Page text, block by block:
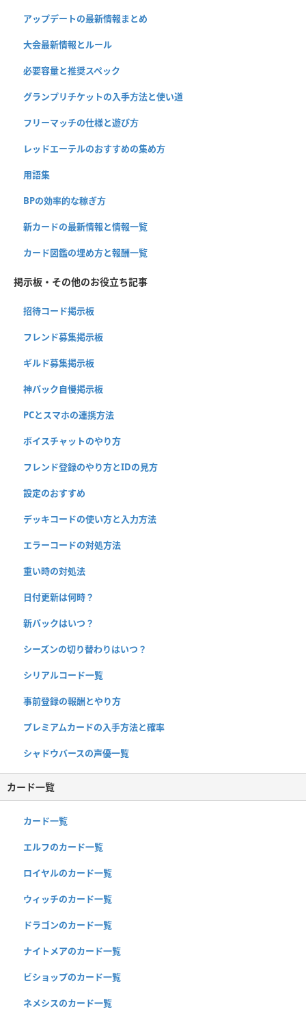
アップデートの最新情報まとめ
大会最新情報とルール
必要容量と推奨スペック
グランプリチケットの入手方法と使い道
フリーマッチの仕様と遊び方
レッドエーテルのおすすめの集め方
用語集
BPの効率的な稼ぎ方
新カードの最新情報と情報一覧
カード図鑑の埋め方と報酬一覧
掲示板・その他のお役立ち記事
招待コード掲示板
フレンド募集掲示板
ギルド募集掲示板
神パック自慢掲示板
PCとスマホの連携方法
ボイスチャットのやり方
フレンド登録のやり方とIDの見方
設定のおすすめ
デッキコードの使い方と入力方法
エラーコードの対処方法
重い時の対処法
日付更新は何時？
新パックはいつ？
シーズンの切り替わりはいつ？
シリアルコード一覧
事前登録の報酬とやり方
プレミアムカードの入手方法と確率
シャドウバースの声優一覧
カード一覧
カード一覧
エルフのカード一覧
ロイヤルのカード一覧
ウィッチのカード一覧
ドラゴンのカード一覧
ナイトメアのカード一覧
ビショップのカード一覧
ネメシスのカード一覧